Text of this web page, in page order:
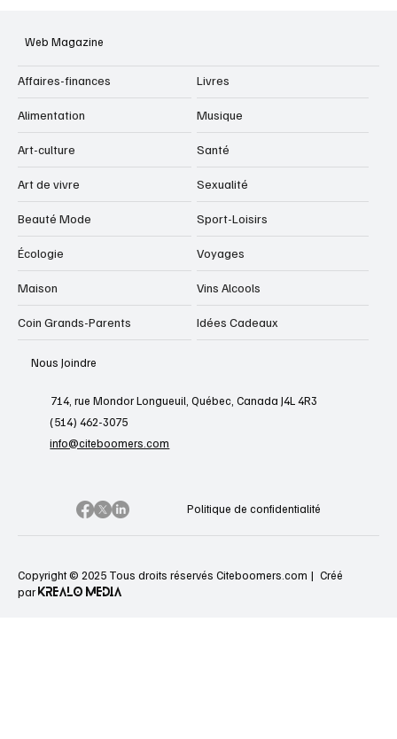
Web Magazine
Affaires-finances
Alimentation
Art-culture
Art de vivre
Beauté Mode
Écologie
Maison
Coin Grands-Parents
Livres
Musique
Santé
Sexualité
Sport-Loisirs
Voyages
Vins Alcools
Idées Cadeaux
Nous Joindre
714, rue Mondor Longueuil, Québec, Canada J4L 4R3
(514) 462-3075
info@citeboomers.com
Politique de confidentialité
Copyright © 2025 Tous droits réservés Citeboomers.com | Créé
par KREALO MEDIA